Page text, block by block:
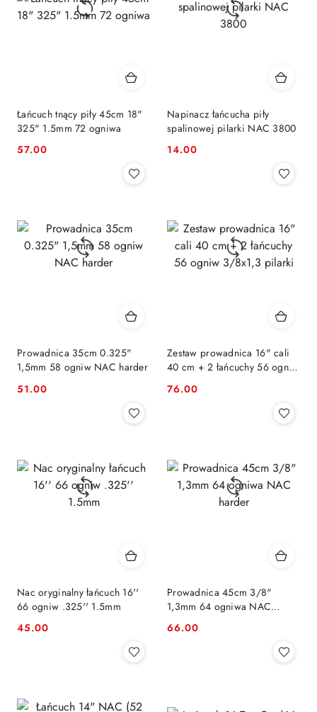
Łańcuch tnący piły 45cm 18"
325" 1.5mm 72 ogniwa
Cena:
57.00
Napinacz łańcucha piły
spalinowej pilarki NAC 3800
Cena:
14.00
Prowadnica 35cm 0.325"
1,5mm 58 ogniw NAC harder
Cena:
51.00
Zestaw prowadnica 16" cali
40 cm + 2 łańcuchy 56 ogniw
Cena:
76.00
Nac oryginalny łańcuch 16''
66 ogniw .325'' 1.5mm
Cena:
45.00
Prowadnica 45cm 3/8"
1,3mm 64 ogniwa NAC
Cena:
66.00